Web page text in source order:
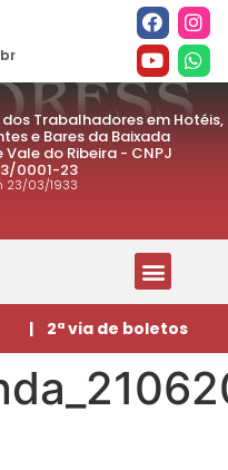
Trabalhadores em Hotéis,
e Bares da Baixada
Vale do Ribeira - CNPJ
0001-23
23/03/1933
| 2ª via de boletos